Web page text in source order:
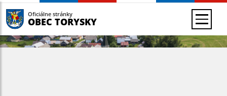
Oficiálne stránky
OBEC TORYSKY